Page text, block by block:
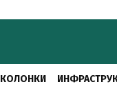
КОЛОНКИ